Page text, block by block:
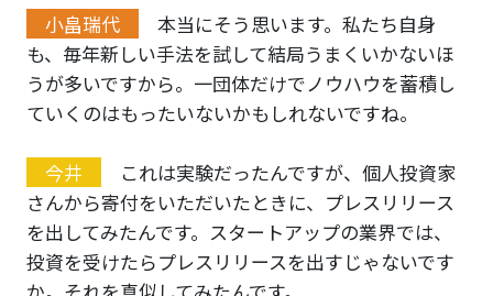
小畠瑞代
本当にそう思います。私たち自身
も、毎年新しい手法を試して結局うまくいかないほ
うが多いですから。一団体だけでノウハウを蓄積し
ていくのはもったいないかもしれないですね。
今井
これは実験だったんですが、個人投資家
さんから寄付をいただいたときに、プレスリリース
を出してみたんです。スタートアップの業界では、
投資を受けたらプレスリリースを出すじゃないです